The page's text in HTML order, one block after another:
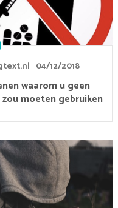
04/12/2018
waarom u geen
moeten gebruiken